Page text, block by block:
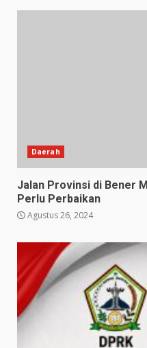
Daerah
Jalan Provinsi di Bener
Perlu Perbaikan
Agustus 26, 2024